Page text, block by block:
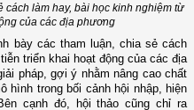
cách làm hay, bài học kinh nghiệm từ
của các địa phương
bày các tham luận, chia sẻ cách
triển khai hoạt động của các địa
pháp, gợi ý nhằm nâng cao chất
hình trong bối cảnh hội nhập, hiện
cạnh đó, hội thảo cũng chỉ ra